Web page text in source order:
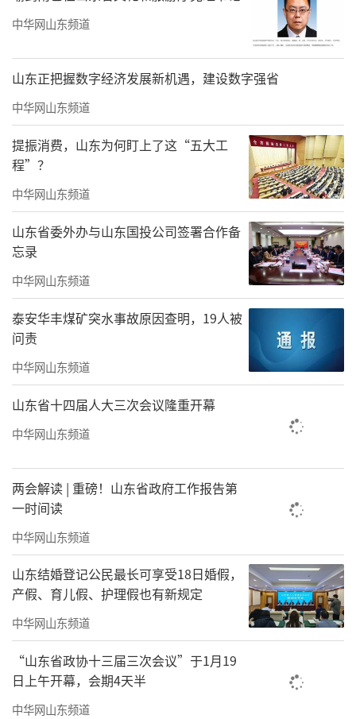
中华网山东频道
山东正把握数字经济发展新机遇，建设数字强省
中华网山东频道
提振消费，山东为何盯上了这“五大工
程”？
中华网山东频道
山东省委外办与山东国投公司签署合作备
忘录
中华网山东频道
泰安华丰煤矿突水事故原因查明，19人被
问责
中华网山东频道
山东省十四届人大三次会议隆重开幕
中华网山东频道
两会解读 | 重磅！山东省政府工作报告第
一时间读
中华网山东频道
山东结婚登记公民最长可享受18日婚假，
产假、育儿假、护理假也有新规定
中华网山东频道
“山东省政协十三届三次会议”于1月19
日上午开幕，会期4天半
中华网山东频道